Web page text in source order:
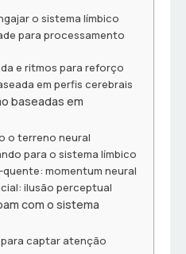
o sistema límbico
para processamento
e ritmos para reforço
em perfis cerebrais
baseadas em
o terreno neural
para o sistema límbico
momentum neural
ilusão perceptual
com o sistema
captar atenção